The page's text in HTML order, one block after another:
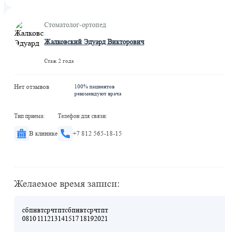
Стоматолог-ортопед
Жалковский Эдуард Викторович
Стаж 2 года
Нет отзывов
100% пациентов
рекомендуют врача
Тип приема:
В клинике
Телефон для связи:
+7 812 565-18-15
Желаемое время записи:
сб
08
пн
10
вт
11
ср
12
чт
13
пт
14
сб
15
пн
17
вт
18
ср
19
чт
20
пт
21